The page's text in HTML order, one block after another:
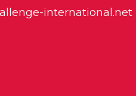
international.net